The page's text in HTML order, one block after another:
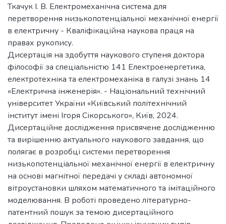
Ткачук І. В. Електромеханічна система для
перетворення низькопотенціальної механічної енергії
в електричну - Кваліфікаційна наукова праця на
правах рукопису.
Дисертація на здобуття наукового ступеня доктора
філософії за спеціальністю 141 Електроенергетика,
електротехніка та електромеханіка в галузі знань 14
«Електрична інженерія». - Національний технічний
університет України «Київський політехнічний
інститут імені Ігоря Сікорського», Київ, 2024.
Дисертаційне дослідження присвячене дослідженню
та вирішенню актуального наукового завдання, що
полягає в розробці системи перетворення
низькопотенціальної механічної енергії в електричну
на основі магнітної передачі у складі автономної
вітроустановки шляхом математичного та імітаційного
моделювання. В роботі проведено літературно-
патентний пошук за темою дисертаційного